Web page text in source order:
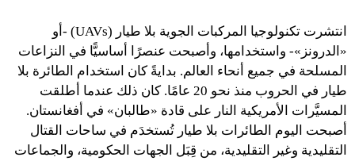
انتشرت تكنولوجيا المركبات الجوية بلا طيار (UAVs) -أو
«الدرونز»- واستخدامها، وأصبحت عنصرًا أساسيًّا في النزاعات
المسلحة في جميع أنحاء العالم. بدايةً كان استخدام الطائرة بلا
طيار في الحروب منذ نحو 20 عامًا. كان ذلك عندما أطلقت
المسيَّرات الأمريكية النار على قادة «طالبان» في أفغانستان.
أصبحت اليوم الطائرات بلا طيار تُستخدَم في ساحات القتال
التقليدية وغير التقليدية، من قِبَل الجهات الحكومية، والجماعات